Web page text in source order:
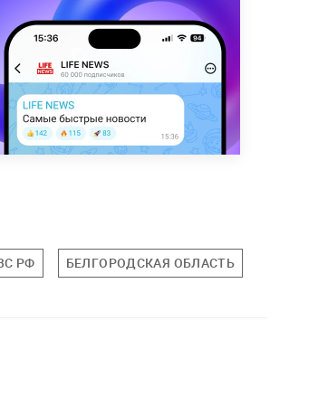
РФ БЕЛГОРОДСКАЯ ОБЛАСТЬ